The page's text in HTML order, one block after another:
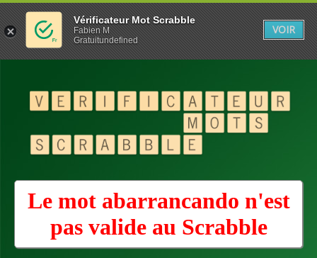
Le mot abarrancando n'est
pas valide au Scrabble
Vérificateur Mot Scrabble
Fabien M
Gratuitundefined
VOIR